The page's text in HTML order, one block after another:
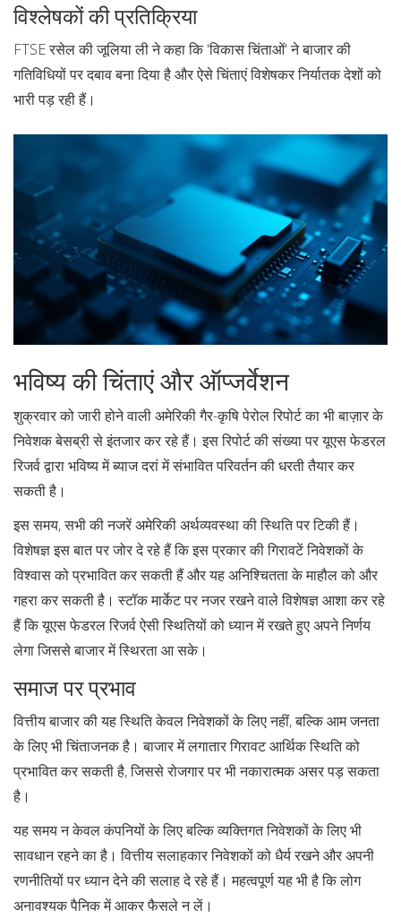
विश्लेषकों की प्रतिक्रिया
FTSE रसेल की जूलिया ली ने कहा कि 'विकास चिंताओं' ने बाजार की
गतिविधियों पर दबाव बना दिया है और ऐसे चिंताएं विशेषकर निर्यातक देशों को
भारी पड़ रही हैं।
भविष्य की चिंताएं और ऑप्जर्वेशन
शुक्रवार को जारी होने वाली अमेरिकी गैर-कृषि पेरोल रिपोर्ट का भी बाज़ार के
निवेशक बेसब्री से इंतजार कर रहे हैं। इस रिपोर्ट की संख्या पर यूएस फेडरल
रिजर्व द्वारा भविष्य में ब्याज दरां में संभावित परिवर्तन की धरती तैयार कर
सकती है।
इस समय, सभी की नजरें अमेरिकी अर्थव्यवस्था की स्थिति पर टिकी हैं।
विशेषज्ञ इस बात पर जोर दे रहे हैं कि इस प्रकार की गिरावटें निवेशकों के
विश्वास को प्रभावित कर सकती हैं और यह अनिश्चितता के माहौल को और
गहरा कर सकती है। स्टॉक मार्केट पर नजर रखने वाले विशेषज्ञ आशा कर रहे
हैं कि यूएस फेडरल रिजर्व ऐसी स्थितियों को ध्यान में रखते हुए अपने निर्णय
लेगा जिससे बाजार में स्थिरता आ सके।
समाज पर प्रभाव
वित्तीय बाजार की यह स्थिति केवल निवेशकों के लिए नहीं, बल्कि आम जनता
के लिए भी चिंताजनक है। बाजार में लगातार गिरावट आर्थिक स्थिति को
प्रभावित कर सकती है, जिससे रोजगार पर भी नकारात्मक असर पड़ सकता
है।
यह समय न केवल कंपनियों के लिए बल्कि व्यक्तिगत निवेशकों के लिए भी
सावधान रहने का है। वित्तीय सलाहकार निवेशकों को धैर्य रखने और अपनी
रणनीतियों पर ध्यान देने की सलाह दे रहे हैं। महत्वपूर्ण यह भी है कि लोग
अनावश्यक पैनिक में आकर फैसले न लें।